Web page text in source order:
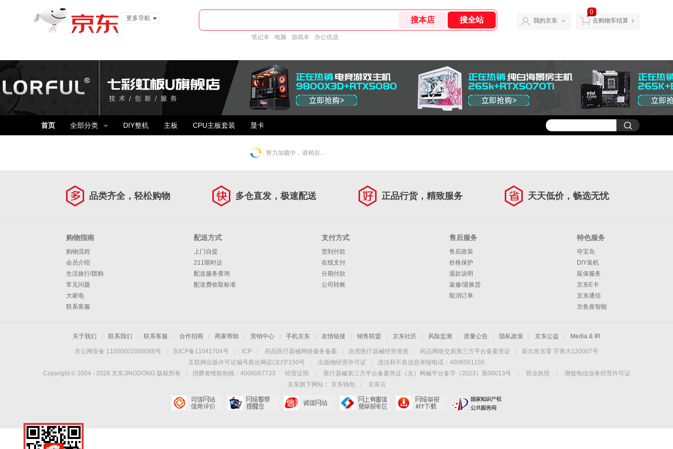
更多导航
笔记本 电脑 游戏本 办公优选
我的京东
0
去购物车结算
首页 全部分类 DIY整机 主板 CPU主板套装 显卡
努力加载中，请稍后...
品类齐全，轻松购物 多仓直发，极速配送 正品行货，精致服务 天天低价，畅选无忧
购物指南
购物流程
会员介绍
生活旅行/团购
常见问题
大家电
联系客服
配送方式
上门自提
211限时达
配送服务查询
配送费收取标准
支付方式
货到付款
在线支付
分期付款
公司转账
售后服务
售后政策
价格保护
退款说明
返修/退换货
取消订单
特色服务
夺宝岛
DIY装机
延保服务
京东E卡
京东通信
京鱼座智能
关于我们 联系我们 联系客服 合作招商 商家帮助 营销中心 手机京东 友情链接 销售联盟 京东社区 风险监测 质量公告 隐私政策 京东公益 Media & IR
京公网安备 11000002000088号 京ICP备11041704号 ICP 药品医疗器械网络服务备案 自营医疗器械经营资质 药品网络交易第三方平台备案凭证
新出发京零 字第大120007号
互联网出版许可证编号新出网证(京)字150号
出版物经营许可证
违法和不良信息举报电话：4006561155
Copyright © 2004 - 2026 京东JINGDONG 版权所有 消费者维权热线：4006067733 经营证照 医疗器械第三方平台备案凭证（京）网械平台备字（2023）第00013号 营业执照
增值电信业务经营许可证
京东旗下网站：
京东钱包 京东云